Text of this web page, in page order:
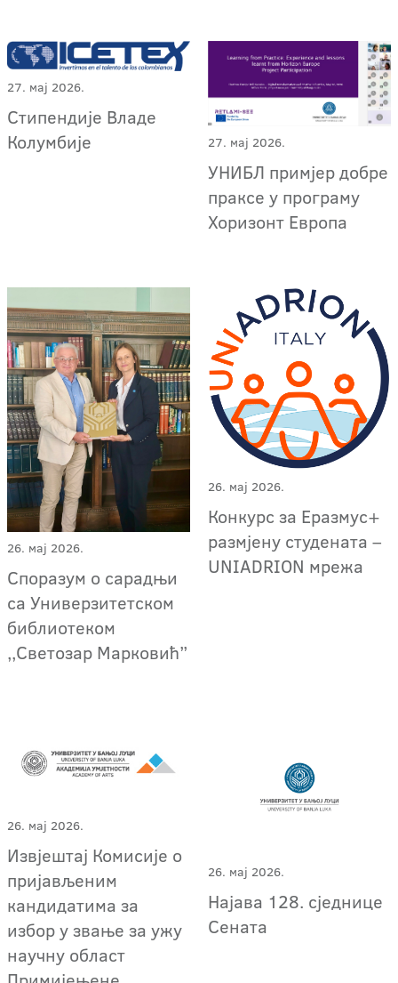
27. мај 2026.
Стипендије Владе
Колумбије
27. мај 2026.
УНИБЛ примјер добре
праксе у програму
Хоризонт Европа
26. мај 2026.
Споразум о сарадњи
са Универзитетском
библиотеком
,,Светозар Марковић”
26. мај 2026.
Конкурс за Еразмус+
размјену студената –
UNIADRION мрежа
26. мај 2026.
Извјештај Комисије о
пријављеним
кандидатима за
избор у звање за ужу
научну област
26. мај 2026.
Најава 128. сједнице
Сената